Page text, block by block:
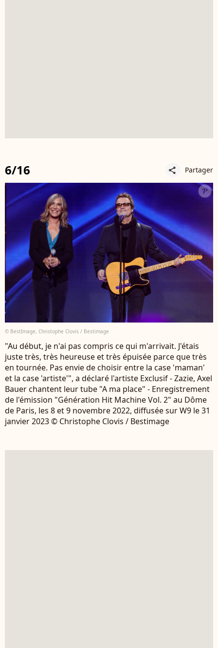
6/16 share Partager
© BestImage, Christophe Clovis / Bestimage
"Au début, je n'ai pas compris ce qui m'arrivait. J'étais
juste très, très heureuse et très épuisée parce que très
en tournée. Pas envie de choisir entre la case 'maman'
et la case 'artiste'", a déclaré l'artiste Exclusif - Zazie, Axel
Bauer chantent leur tube "A ma place" - Enregistrement
de l'émission "Génération Hit Machine Vol. 2" au Dôme
de Paris, les 8 et 9 novembre 2022, diffusée sur W9 le 31
janvier 2023 © Christophe Clovis / Bestimage